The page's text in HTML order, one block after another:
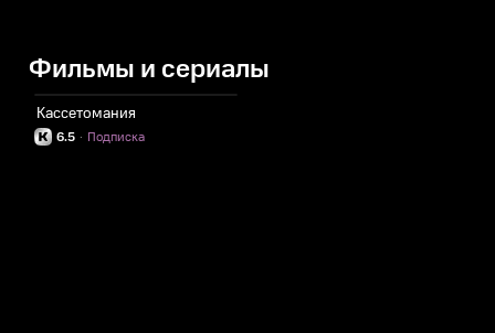
Фильмы и сериалы
Кассетомания
6.5 Подписка
·